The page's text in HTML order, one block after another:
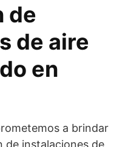
de
de aire
en
a brindar
de instalaciones de